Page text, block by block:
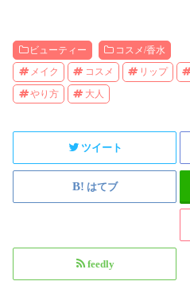
ビューティー
コスメ/香水
メイク
コスメ リップ
やり方
大人
ツイート
はてブ
feedly